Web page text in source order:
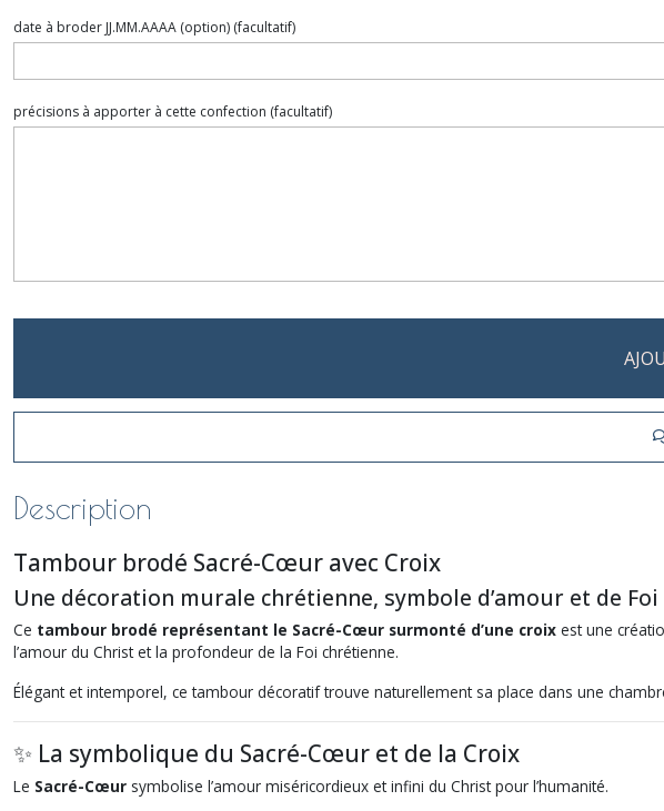
date à broder JJ.MM.AAAA (option) (facultatif)
précisions à apporter à cette confection (facultatif)
Description
Tambour brodé Sacré-Cœur avec Croix
Une décoration murale chrétienne, symbole d’amour et de Foi
Ce tambour brodé représentant le Sacré-Cœur surmonté d’une croix est une
l’amour du Christ et la profondeur de la Foi chrétienne.
Élégant et intemporel, ce tambour décoratif trouve naturellement sa place dans une
✨ La symbolique du Sacré-Cœur et de la Croix
Le Sacré-Cœur symbolise l’amour miséricordieux et infini du Christ pour l’humanité.